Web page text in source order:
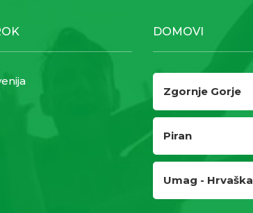
DOMOVI
Zgornje Gorje
Piran
Umag - Hrvaška